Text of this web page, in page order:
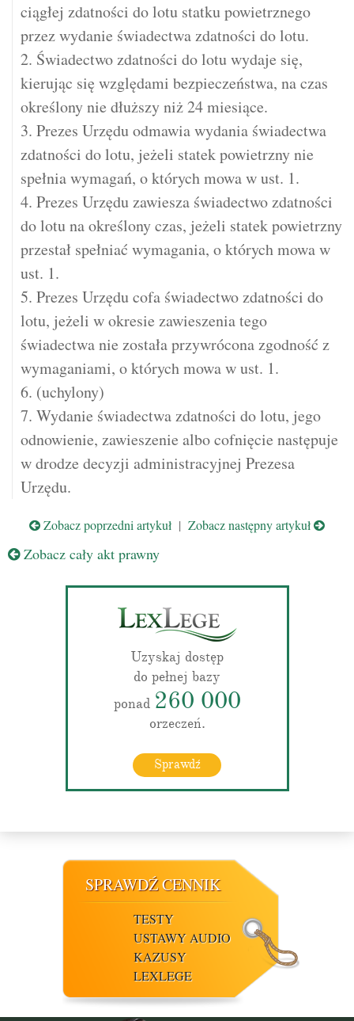
ciągłej zdatności do lotu statku powietrznego
przez wydanie świadectwa zdatności do lotu.
2. Świadectwo zdatności do lotu wydaje się,
kierując się względami bezpieczeństwa, na czas
określony nie dłuższy niż 24 miesiące.
3. Prezes Urzędu odmawia wydania świadectwa
zdatności do lotu, jeżeli statek powietrzny nie
spełnia wymagań, o których mowa w ust. 1.
4. Prezes Urzędu zawiesza świadectwo zdatności
do lotu na określony czas, jeżeli statek powietrzny
przestał spełniać wymagania, o których mowa w
ust. 1.
5. Prezes Urzędu cofa świadectwo zdatności do
lotu, jeżeli w okresie zawieszenia tego
świadectwa nie została przywrócona zgodność z
wymaganiami, o których mowa w ust. 1.
6. (uchylony)
7. Wydanie świadectwa zdatności do lotu, jego
odnowienie, zawieszenie albo cofnięcie następuje
w drodze decyzji administracyjnej Prezesa
Urzędu.
Zobacz poprzedni artykuł | Zobacz następny artykuł
Zobacz cały akt prawny
Uzyskaj dostęp
do pełnej bazy
ponad 260 000
orzeczeń.
Sprawdź
SPRAWDŹ CENNIK
TESTY
USTAWY AUDIO
KAZUSY
LEXLEGE